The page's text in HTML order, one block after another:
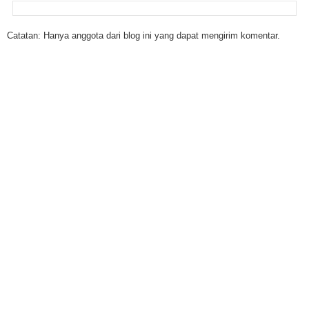
Catatan: Hanya anggota dari blog ini yang dapat mengirim komentar.